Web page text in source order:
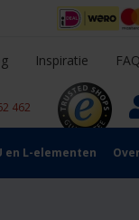
Inspiratie FAQ
462
en L-elementen